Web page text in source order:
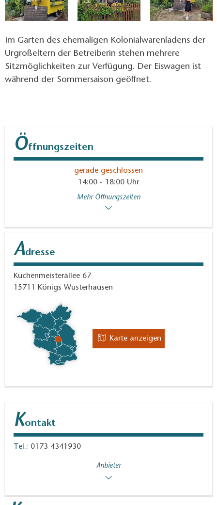
Im Garten des ehemaligen Kolonialwarenladens der
Urgroßeltern der Betreiberin stehen mehrere
Sitzmöglichkeiten zur Verfügung. Der Eiswagen ist
während der Sommersaison geöffnet.
Öffnungszeiten
gerade geschlossen
14:00 - 18:00 Uhr
Mehr Öffnungszeiten
Adresse
Küchenmeisterallee 67
15711 Königs Wusterhausen
Karte anzeigen
Kontakt
Tel.: 0173 4341930
Anbieter